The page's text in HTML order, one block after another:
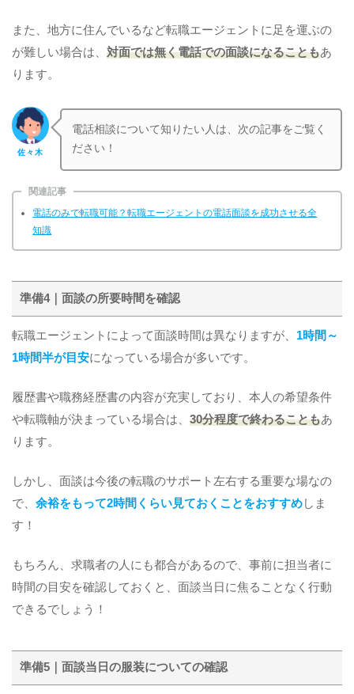
また、地方に住んでいるなど転職エージェントに足を運ぶの
が難しい場合は、 対面では無く電話での面談になることもあ
ります。
佐々木
電話相談について知りたい人は、次の記事をご覧く
ださい！
関連記事
電話のみで転職可能？転職エージェントの電話面談を成功させる全
知識
準備4｜面談の所要時間を確認
転職エージェントによって面談時間は異なりますが、 1時間～
1時間半が目安になっている場合が多いです。
履歴書や職務経歴書の内容が充実しており、本人の希望条件
や転職軸が決まっている場合は、 30分程度で終わることもあ
ります。
しかし、面談は今後の転職のサポート左右する重要な場なの
で、 余裕をもって2時間くらい見ておくことをおすすめしま
す！
もちろん、求職者の人にも都合があるので、事前に担当者に
時間の目安を確認しておくと、面談当日に焦ることなく行動
できるでしょう！
準備5｜面談当日の服装についての確認